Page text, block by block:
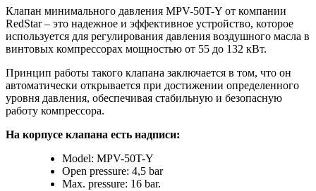
Клапан минимального давления MPV-50T-Y от компании
RedStar – это надежное и эффективное устройство, которое
используется для регулирования давления воздушного масла в
винтовых компрессорах мощностью от 55 до 132 кВт.
Принцип работы такого клапана заключается в том, что он
автоматически открывается при достижении определенного
уровня давления, обеспечивая стабильную и безопасную
работу компрессора.
На корпусе клапана есть надписи:
Model: MPV-50T-Y
Open pressure: 4,5 bar
Max. pressure: 16 bar.